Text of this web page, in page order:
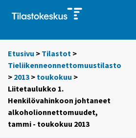
Etusivu > Tilastot >
Tieliikenneonnettomuustilasto
> 2013 > toukokuu >
Liitetaulukko 1.
Henkilövahinkoon johtaneet
alkoholionnettomuudet,
tammi - toukokuu 2013